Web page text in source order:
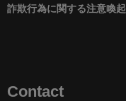
詐欺行為に関する注意喚起
Contact